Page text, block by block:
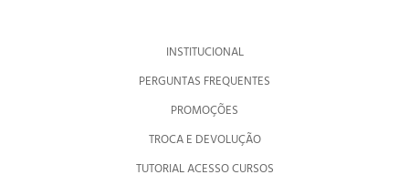
INSTITUCIONAL
PERGUNTAS FREQUENTES
PROMOÇÕES
TROCA E DEVOLUÇÃO
TUTORIAL ACESSO CURSOS